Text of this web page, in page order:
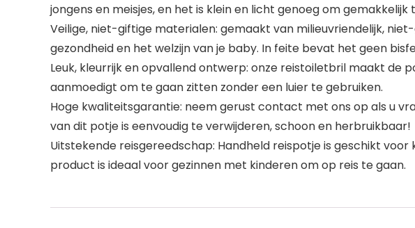
jongens en meisjes, en het is klein en licht genoeg om
Veilige, niet-giftige materialen: gemaakt van milieuvriendelijk,
gezondheid en het welzijn van je baby. In feite bevat het geen
Leuk, kleurrijk en opvallend ontwerp: onze reistoiletbril maakt
aanmoedigt om te gaan zitten zonder een luier te gebruiken.
Hoge kwaliteitsgarantie: neem gerust contact met ons op als u
van dit potje is eenvoudig te verwijderen, schoon en herbruikbaar!
Uitstekende reisgereedschap: Handheld reispotje is geschikt
product is ideaal voor gezinnen met kinderen om op reis te gaan.